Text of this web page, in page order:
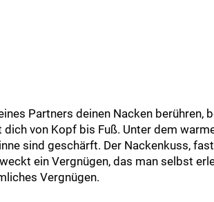
Partners deinen Nacken berühren,
dich von Kopf bis Fuß. Unter dem
sind geschärft. Der Nackenkuss,
ein Vergnügen, das man selbst
Vergnügen.